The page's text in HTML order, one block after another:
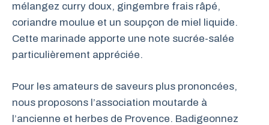
mélangez curry doux, gingembre frais râpé,
coriandre moulue et un soupçon de miel liquide.
Cette marinade apporte une note sucrée-salée
particulièrement appréciée.
Pour les amateurs de saveurs plus prononcées,
nous proposons l’association moutarde à
l’ancienne et herbes de Provence. Badigeonnez